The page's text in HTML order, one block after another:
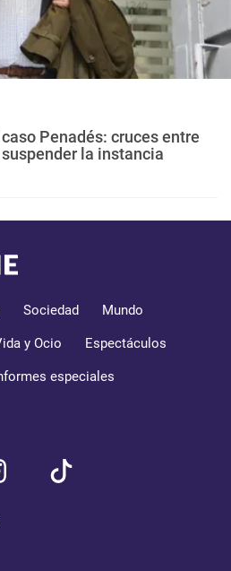
Penadés: cruces entre
la instancia
Sociedad Mundo
y Ocio Espectáculos
especiales